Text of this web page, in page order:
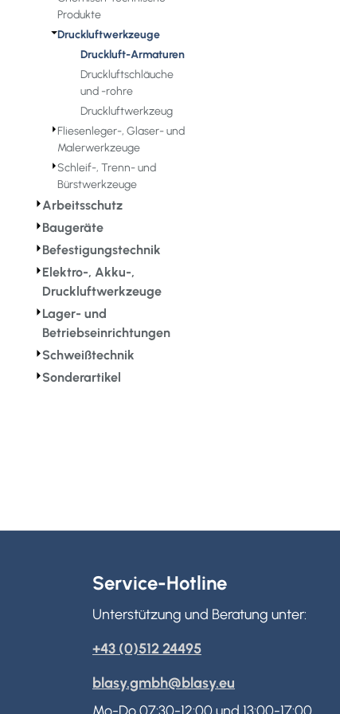
Produkte
⏷Druckluftwerkzeuge
Druckluft-Armaturen
Druckluftschläuche
und -rohre
Druckluftwerkzeug
⏵Fliesenleger-, Glaser- und
Malerwerkzeuge
⏵Schleif-, Trenn- und
Bürstwerkzeuge
⏵Arbeitsschutz
⏵Baugeräte
⏵Befestigungstechnik
⏵Elektro-, Akku-,
Druckluftwerkzeuge
⏵Lager- und
Betriebseinrichtungen
⏵Schweißtechnik
⏵Sonderartikel
Service-Hotline
Unterstützung und Beratung unter:
+43 (0)512 24495
blasy.gmbh@blasy.eu